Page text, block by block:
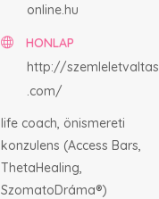
online.hu
HONLAP
http://szemleletvaltas
.com/
life coach, önismereti
konzulens (Access Bars,
ThetaHealing,
SzomatoDráma®)